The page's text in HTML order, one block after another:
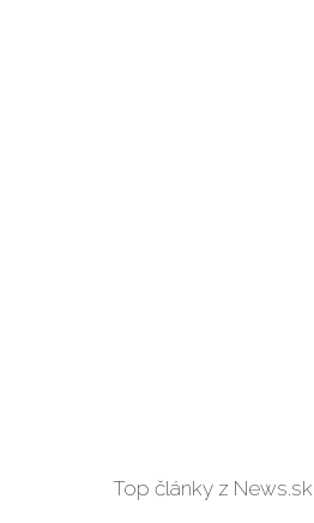
Top články z News.sk